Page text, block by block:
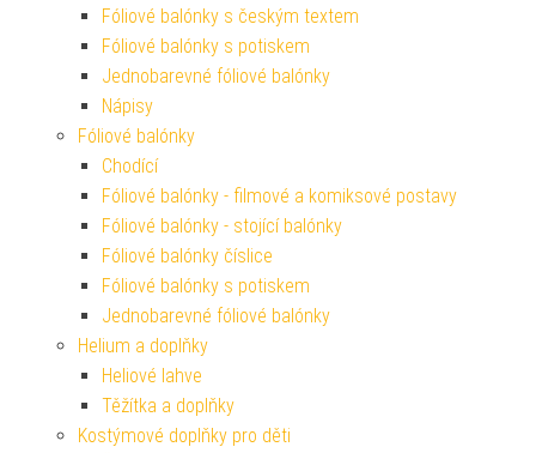
Fóliové balónky s českým textem
Fóliové balónky s potiskem
Jednobarevné fóliové balónky
Nápisy
Fóliové balónky
Chodící
Fóliové balónky - filmové a komiksové postavy
Fóliové balónky - stojící balónky
Fóliové balónky číslice
Fóliové balónky s potiskem
Jednobarevné fóliové balónky
Helium a doplňky
Heliové lahve
Těžítka a doplňky
Kostýmové doplňky pro děti